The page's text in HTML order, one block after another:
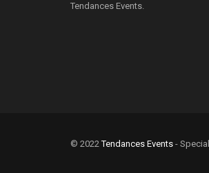
Tendances Events.
© 2022Tendances Events -